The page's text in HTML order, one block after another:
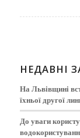
НЕДАВНІ
На Львівщині
їхньої другої
До уваги